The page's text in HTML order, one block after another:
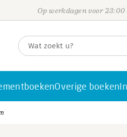
Op werkdagen voor
Overige boeken